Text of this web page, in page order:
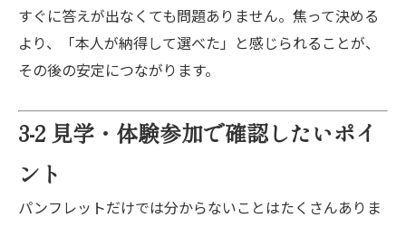
すぐに答えが出なくても問題ありません。焦って決める
より、「本人が納得して選べた」と感じられることが、
その後の安定につながります。
3-2 見学・体験参加で確認したいポイ
ント
パンフレットだけでは分からないことはたくさんありま